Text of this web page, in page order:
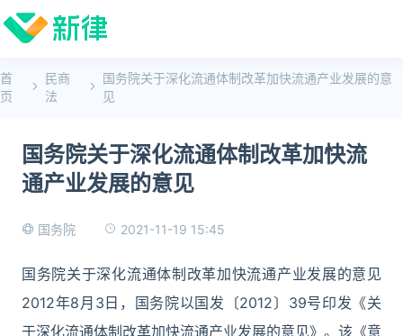
首
页
民商
法
国务院关于深化流通体制改革加快流通产业发展的意
见
国务院关于深化流通体制改革加快流
通产业发展的意见
国务院 2021-11-19 15:45
国务院关于深化流通体制改革加快流通产业发展的意见
2012年8月3日，国务院以国发〔2012〕39号印发《关
于深化流通体制改革加快流通产业发展的意见》。该《意